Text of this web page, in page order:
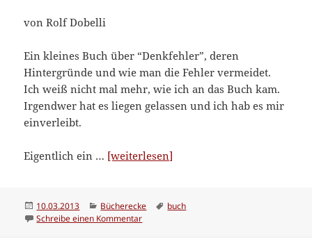
von Rolf Dobelli
Ein kleines Buch über “Denkfehler”, deren
Hintergründe und wie man die Fehler vermeidet.
Ich weiß nicht mal mehr, wie ich an das Buch kam.
Irgendwer hat es liegen gelassen und ich hab es mir
einverleibt.
Eigentlich ein … [weiterlesen]
klaren
Veröffentlicht
am
10.03.2013 Kategorien
Bücherecke Schlagwörter
buch
Schreibe einen Kommentarzu Die Kunst des klaren Denkens